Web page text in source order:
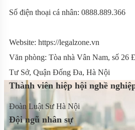
Số điện thoại cá nhân: 0888.889.366
Website: https://legalzone.vn
Văn phòng: Tòa nhà Vân Nam, số 26
Tư Sở, Quận Đống Đa, Hà Nội
Thành viên hiệp hội nghề
Đoàn Luật Sư Hà Nội
Đội ngũ nhân sự